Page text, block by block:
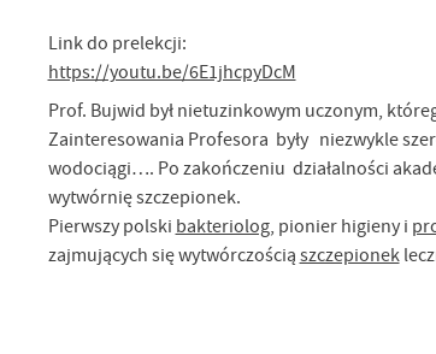
Link do prelekcji:
https://youtu.be/6E1jhcpyDcM
Prof. Bujwid był nietuzinkowym uczonym,
Zainteresowania Profesora były niezwykle
wodociągi…. Po zakończeniu działalności
wytwórnię szczepionek.
Pierwszy polski bakteriolog, pionier higieny i
zajmujących się wytwórczością szczepionek